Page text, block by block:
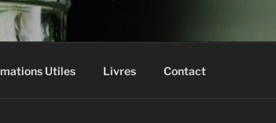
Utiles Livres Contact